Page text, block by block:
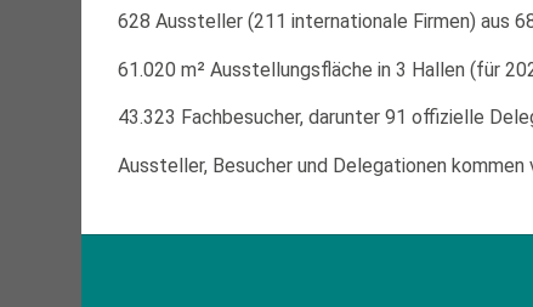
628 Aussteller (211 internationale Firmen) aus
61.020 m² Ausstellungsfläche in 3 Hallen (für
43.323 Fachbesucher, darunter 91 offizielle
Aussteller, Besucher und Delegationen